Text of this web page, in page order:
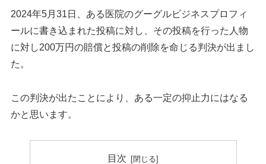
2024年5月31日、ある医院のグーグルビジネスプロフィ
ールに書き込まれた投稿に対し、その投稿を行った人物
に対し200万円の賠償と投稿の削除を命じる判決が出まし
た。
この判決が出たことにより、ある一定の抑止力にはなる
かと思います。
目次